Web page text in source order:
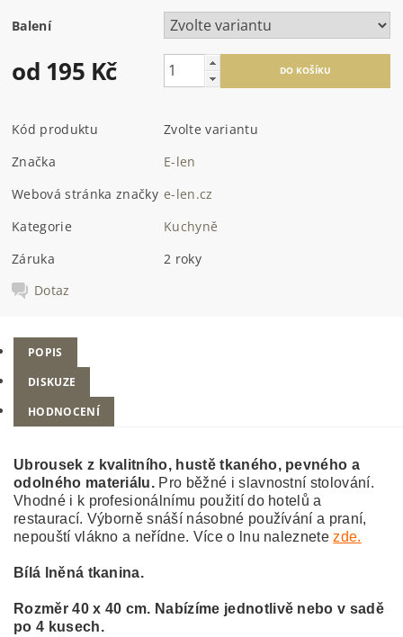
Balení
od 195 Kč
Kód produktu
Zvolte variantu
Značka
E-len
Webová stránka značky e-len.cz
Kategorie
Kuchyně
Záruka
2 roky
Dotaz
POPIS
DISKUZE
HODNOCENÍ
Ubrousek z kvalitního, hustě tkaného, pevného a
odolného materiálu. Pro běžné i slavnostní stolování.
Vhodné i k profesionálnímu použití do hotelů a
restaurací. Výborně snáší násobné používání a praní,
nepouští vlákno a neřídne. Více o lnu naleznetezde.
Bílá lněná tkanina.
Rozměr 40 x 40 cm. Nabízíme jednotlivě nebo v sadě
po 4 kusech.